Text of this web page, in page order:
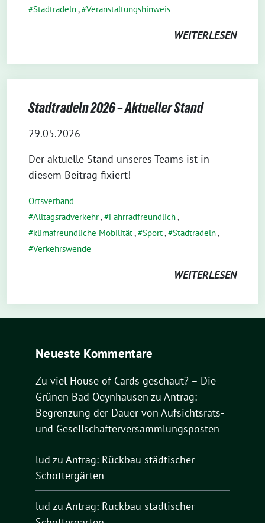
Stadtradeln, Veranstaltungshinweis
WEITERLESEN
Stadtradeln 2026 – Aktueller Stand
29.05.2026
Der aktuelle Stand unseres Teams ist in
diesem Beitrag fixiert!
Ortsverband
Alltagsradverkehr, Fahrradfreundlich,
klimafreundliche Mobilität, Sport, Stadtradeln,
Verkehrswende
WEITERLESEN
Neueste Kommentare
Zu viel House of Cards geschaut? – Die
Grünen Bad Oeynhausen zu Antrag:
Begrenzung der Dauer von Aufsichtsrats-
und Gesellschafterversammlungsposten
lud zu Antrag: Rückbau städtischer
Schottergärten
lud zu Antrag: Rückbau städtischer